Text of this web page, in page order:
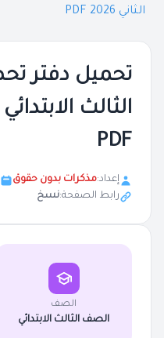
الثاني 2026 PDF
PDF
إعداد:مذكرات بدون حقوق
رابط الصفحة:نسخ
الصف
الصف الثالث الابتدائي